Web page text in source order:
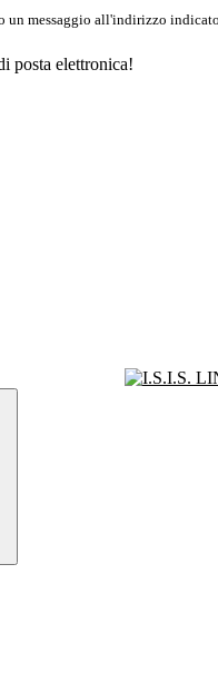
un messaggio all'indirizzo
posta elettronica!